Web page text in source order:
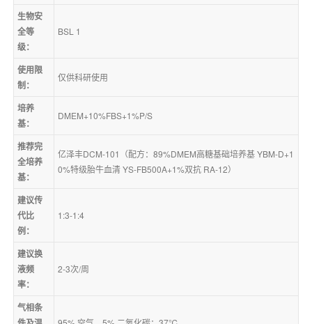
生物安
全等
级：
BSL 1
使用限
制：
仅供科研使用
培养
基：
DMEM+10%FBS+1%P/S
推荐完
全培养
基：
亿泽丰DCM-101（配方：89%DMEM高糖基础培养基 YBM-D+1
0%特级胎牛血清 YS-FB500A+1%双抗 RA-12）
建议传
代比
例：
1:3-1:4
建议换
液频
率：
2-3次/周
气相条